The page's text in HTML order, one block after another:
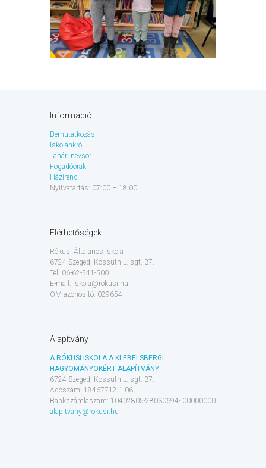
Információ
Bemutatkozás
Iskolánkról
Tanári névsor
Fogadóórák
Házirend
Nyitvatartás: 07:00 – 18:00
Elérhetőségek
Rókusi Általános Iskola
6724 Szeged, Kossuth L. sgt. 37.
Tel: 06-62-541-500
E-mail: iskola@rokusi.hu
OM azonosító: 029654
Alapítvány
A RÓKUSI ISKOLA A KLEBELSBERGI
HAGYOMÁNYOKÉRT ALAPÍTVÁNY
6724 Szeged, Kossuth L. sgt. 37.
Adószám: 18467712-1-06
Bankszámlaszám: 10402805-28030694- 00000000
alapitvany@rokusi.hu